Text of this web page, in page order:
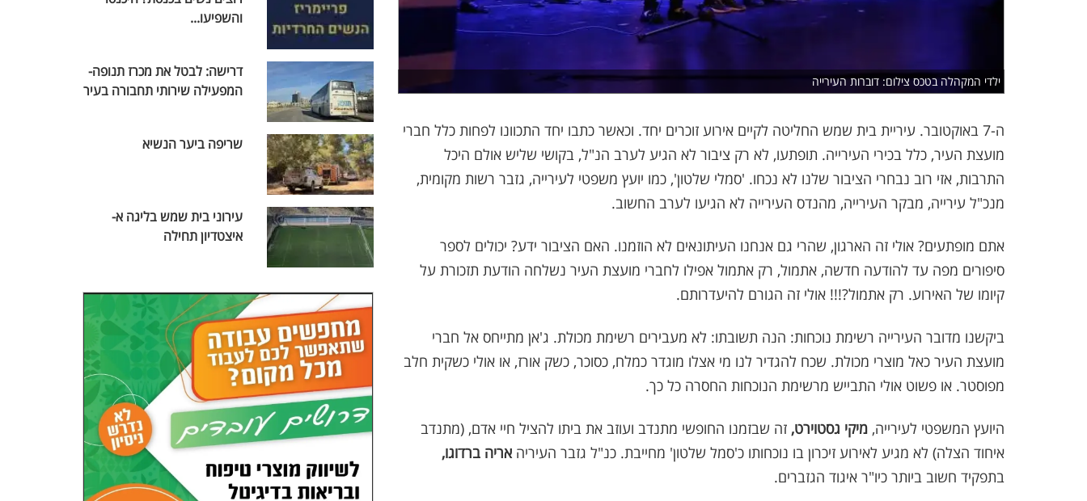
ילדי המקהלה בטכס צילום: דוברות העירייה
ה-7 באוקטובר. עיריית בית שמש החליטה לקיים אירוע זוכרים יחד. וכאשר כתבו יחד התכוונו לפחות כלל חברי
מועצת העיר, כלל בכירי העירייה. תופתעו, לא רק ציבור לא הגיע לערב הנ"ל, בקושי שליש אולם היכל
התרבות, אזי רוב נבחרי הציבור שלנו לא נכחו. 'סמלי שלטון', כמו יועץ משפטי לעירייה, גזבר רשות מקומית,
מנכ"ל עירייה, מבקר העירייה, מהנדס העירייה לא הגיעו לערב החשוב.
אתם מופתעים? אולי זה הארגון, שהרי גם אנחנו העיתונאים לא הוזמנו. האם הציבור ידע? יכולים לספר
סיפורים מפה עד להודעה חדשה, אתמול, רק אתמול אפילו לחברי מועצת העיר נשלחה הודעת תזכורת על
קיומו של האירוע. רק אתמול?!!! אולי זה הגורם להיעדרותם.
ביקשנו מדובר העירייה רשימת נוכחות: הנה תשובתו: לא מעבירים רשימת מכולת. ג'אן מתייחס אל חברי
מועצת העיר כאל מוצרי מכולת. שכח להגדיר לנו מי אצלו מוגדר כמלח, כסוכר, כשק אורז, או אולי כשקית חלב
מפוסטר. או פשוט אולי התבייש מרשימת הנוכחות החסרה כל כך.
היועץ המשפטי לעירייה, מיקי גסטוירט, זה שבזמנו החופשי מתנדב ועוזב את ביתו להציל חיי אדם, (מתנדב
איחוד הצלה) לא מגיע לאירוע זיכרון בו נוכחותו כ'סמל שלטון' מחייבת. כנ"ל גזבר העיריה אריה ברדוגו,
בתפקיד חשוב ביותר כיו"ר איגוד הגזברים.
והשפיעו...
דרישה: לבטל את מכרז תנופה-
המפעילה שירותי תחבורה בעיר
שריפה ביער הנשיא
עירוני בית שמש בליגה א-
איצטדיון תחילה